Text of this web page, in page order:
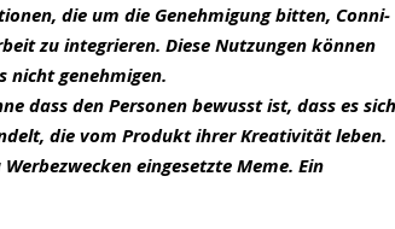
die um die Genehmigung bitten, Conni-
zu integrieren. Diese Nutzungen können
nicht genehmigen.
dass den Personen bewusst ist, dass es
die vom Produkt ihrer Kreativität leben.
eingesetzte Meme. Ein